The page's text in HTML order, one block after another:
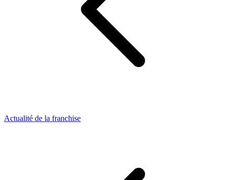
Actualité de la franchise